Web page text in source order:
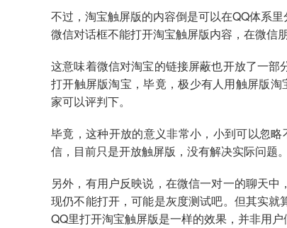
不过，淘宝触屏版的内容倒是可以在QQ体系
微信对话框不能打开淘宝触屏版内容，在微信
这意味着微信对淘宝的链接屏蔽也开放了一
打开触屏版淘宝，毕竟，极少有人用触屏版
家可以评判下。
毕竟，这种开放的意义非常小，小到可以忽
信，目前只是开放触屏版，没有解决实际问题。
另外，有用户反映说，在微信一对一的聊天
现仍不能打开，可能是灰度测试吧。但其实
QQ里打开淘宝触屏版是一样的效果，并非用户